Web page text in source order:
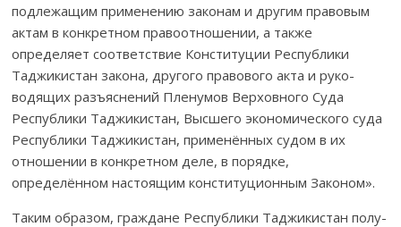
подлежащим применению зако­нам и другим правовым
актам в конкретном право­от­ношении, а также
определяет соот­ветствие Конституции Рес­публики
Таджикистан за­кона, другого правового акта и ру­ко­­
водящих разъяснений Пле­нумов Верховного Суда
Республики Тад­жи­кис­тан, Выс­шего экономического суда
Республики Тад­жи­кистан, при­мен­ённых су­­дом в их
отношении в кон­кретном деле, в пор­яд­ке,
определённом насто­ящим консти­туционным Зако­ном».
Таким образом, граждане Республики Таджикистан по­­­­­лу­